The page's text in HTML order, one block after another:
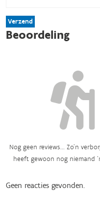
Verzend
Beoordeling
Nog geen reviews... Zo’n
heeft gewoon nog niemand
Geen reacties gevonden.